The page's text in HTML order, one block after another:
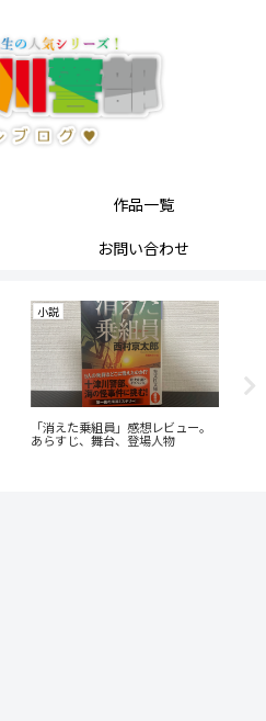
作品一覧
お問い合わせ
小説
「消えた乗組員」感想レビュー。
あらすじ、舞台、登場人物